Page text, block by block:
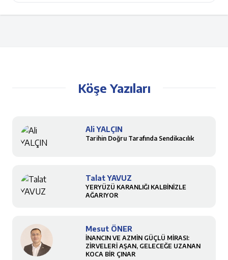
Köşe Yazıları
Ali YALÇIN
Tarihin Doğru Tarafında Sendikacılık
Talat YAVUZ
YERYÜZÜ KARANLIĞI KALBİNİZLE
AĞARIYOR
Mesut ÖNER
İNANCIN VE AZMİN GÜÇLÜ MİRASI:
ZİRVELERİ AŞAN, GELECEĞE UZANAN
KOCA BİR ÇINAR